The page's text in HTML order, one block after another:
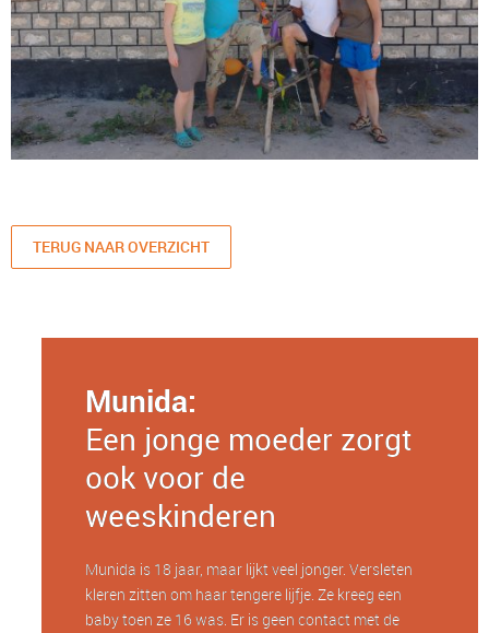
TERUG NAAR OVERZICHT
Munida:
Een jonge moeder zorgt
ook voor de
weeskinderen
Munida is 18 jaar, maar lijkt veel jonger. Versleten
kleren zitten om haar tengere lijfje. Ze kreeg een
baby toen ze 16 was. Er is geen contact met de